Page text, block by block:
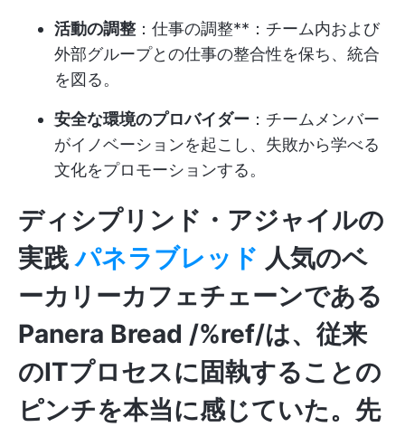
活動の調整 ：仕事の調整**：チーム内および
外部グループとの仕事の整合性を保ち、統合
を図る。
安全な環境のプロバイダー ：チームメンバー
がイノベーションを起こし、失敗から学べる
文化をプロモーションする。
ディシプリンド・アジャイルの
実践パネラブレッド 人気のベ
ーカリーカフェチェーンである
Panera Bread /%ref/は、従来
のITプロセスに固執することの
ピンチを本当に感じていた。先